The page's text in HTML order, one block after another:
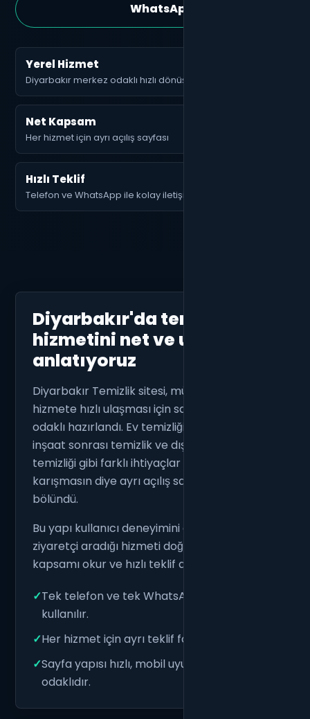
WhatsApp
Yerel Hizmet
Diyarbakır merkez odaklı hızlı dönüş
Net Kapsam
Her hizmet için ayrı açılış sayfası
Hızlı Teklif
Telefon ve WhatsApp ile kolay iletişim
Diyarbakır'da temizlik
hizmetini net ve ulaşılabilir
anlatıyoruz
Diyarbakır Temizlik sitesi, müşterinin aradığı
hizmete hızlı ulaşması için sade ve hizmet
odaklı hazırlandı. Ev temizliği, ofis temizliği,
inşaat sonrası temizlik ve dış cephe cam
temizliği gibi farklı ihtiyaçlar aynı sayfada
karışmasın diye ayrı açılış sayfalarına
bölündü.
Bu yapı kullanıcı deneyimini güçlendirir;
ziyaretçi aradığı hizmeti doğrudan görür,
kapsamı okur ve hızlı teklif alır.
Tek telefon ve tek WhatsApp iletişimi
kullanılır.
Her hizmet için ayrı teklif formu bulunur.
Sayfa yapısı hızlı, mobil uyumlu ve teklif
odaklıdır.